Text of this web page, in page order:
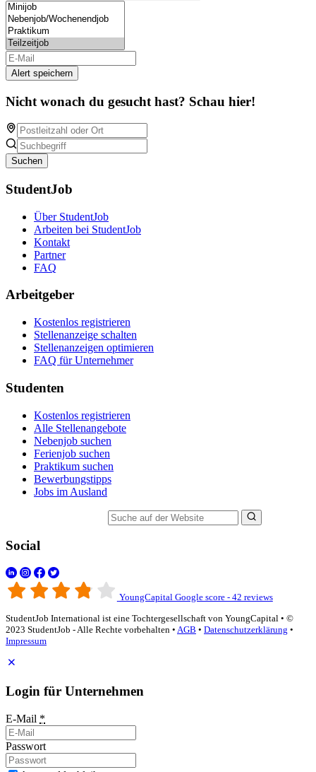
Alert speichern
Nicht wonach du gesucht hast? Schau hier!
Suchen
StudentJob
Über StudentJob
Arbeiten bei StudentJob
Kontakt
Partner
FAQ
Arbeitgeber
Kostenlos registrieren
Stellenanzeige schalten
Stellenanzeigen optimieren
FAQ für Unternehmer
Studenten
Kostenlos registrieren
Alle Stellenangebote
Nebenjob suchen
Ferienjob suchen
Praktikum suchen
Bewerbungstipps
Jobs im Ausland
Social
YoungCapital Google score - 42 reviews
StudentJob International ist eine Tochtergesellschaft von YoungCapital • ©
2023 StudentJob - Alle Rechte vorbehalten • AGB • Datenschutzerklärung •
Impressum
Login für Unternehmen
E-Mail *
Passwort